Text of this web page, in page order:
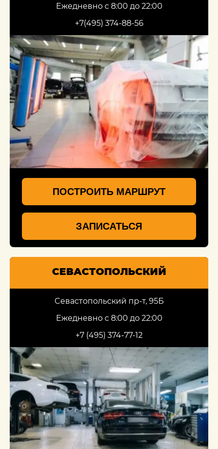
Ежедневно с 8:00 до 22:00
+7(495) 374-88-56
ПОСТРОИТЬ МАРШРУТ
ЗАПИСАТЬСЯ
СЕВАСТОПОЛЬСКИЙ
Севастопольский пр-т, 95Б
Ежедневно с 8:00 до 22:00
+7 (495) 374-77-12